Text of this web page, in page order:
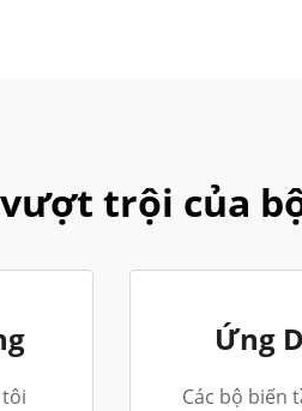
trội của
Ứng
Các bộ biến